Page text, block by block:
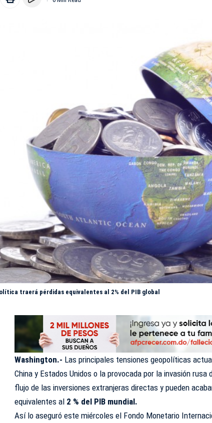
traerá pérdidas equivalentes al 2% del PIB global
Washington.- Las principales tensiones geopolíticas
China y Estados Unidos o la provocada por la invasión rusa
flujo de las inversiones extranjeras directas y pueden
equivalentes al 2 % del PIB mundial.
Así lo aseguró este miércoles el Fondo Monetario